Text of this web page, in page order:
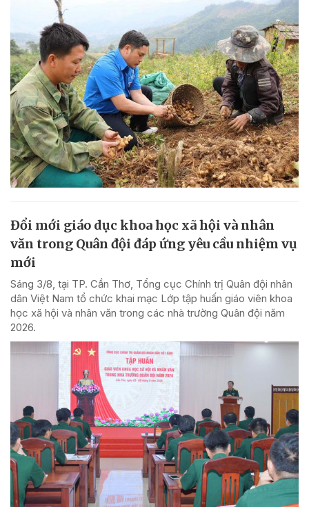
Đổi mới giáo dục khoa học xã hội và nhân
văn trong Quân đội đáp ứng yêu cầu nhiệm vụ
mới
Sáng 3/8, tại TP. Cần Thơ, Tổng cục Chính trị Quân đội nhân
dân Việt Nam tổ chức khai mạc Lớp tập huấn giáo viên khoa
học xã hội và nhân văn trong các nhà trường Quân đội năm
2026.